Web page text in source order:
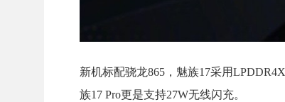
新机标配骁龙865，魅族17采用
族17 Pro更是支持27W无线闪充。